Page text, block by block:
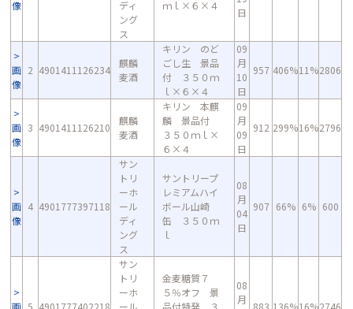
像
ディ
ング
ス
ｍｌ×６×４
日
画
像
2 4901411126234
麒麟
麦酒
キリン のど
ごし生 景品
付 ３５０ｍ
ｌ×６×４
09
月
10
日
957 406%11%2806
画
像
3 4901411126210
麒麟
麦酒
キリン 本麒
麟 景品付
３５０ｍｌ×
６×４
09
月
09
日
912 299%16%2796
画
像
4 4901777397118
サン
トリ
ーホ
ール
ディ
ング
ス
サントリープ
レミアムハイ
ボール山崎
缶 ３５０ｍ
ｌ
08
月
04
日
907 66% 6% 600
画 5 4901777402218
サン
トリ
ーホ
ール
金麦糖質７
５％オフ 景
品付特発 ３
08
月
883 136%16%2746